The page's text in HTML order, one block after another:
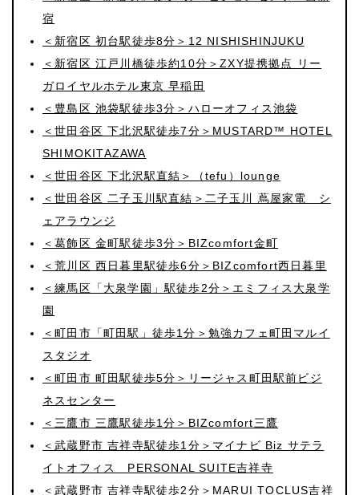
宿
＜新宿区 初台駅徒歩8分＞12 NISHISHINJUKU
＜新宿区 江戸川橋徒歩約10分＞ZXY提携拠点 リー
ガロイヤルホテル東京 早稲田
＜豊島区 池袋駅徒歩3分＞ハローオフィス池袋
＜世田谷区 下北沢駅徒歩7分＞MUSTARD™ HOTEL
SHIMOKITAZAWA
＜世田谷区 下北沢駅直結＞（tefu）lounge
＜世田谷区 二子玉川駅直結＞二子玉川 蔦屋家電 シ
ェアラウンジ
＜葛飾区 金町駅徒歩3分＞BIZcomfort金町
＜荒川区 西日暮里駅徒歩6分＞BIZcomfort西日暮里
＜練馬区「大泉学園」駅徒歩2分＞エミフィス大泉学
園
＜町田市「町田駅」徒歩1分＞勉強カフェ町田マルイ
スタジオ
＜町田市 町田駅徒歩5分＞リージャス町田駅前ビジ
ネスセンター
＜三鷹市 三鷹駅徒歩1分＞BIZcomfort三鷹
＜武蔵野市 吉祥寺駅徒歩1分＞マイナビ Biz サテラ
イトオフィス PERSONAL SUITE吉祥寺
＜武蔵野市 吉祥寺駅徒歩2分＞MARUI TOCLUS吉祥